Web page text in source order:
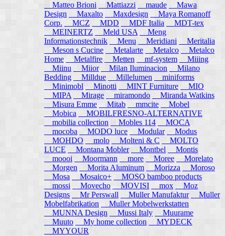
Matteo Brioni
Mattiazzi maude
Mawa
Design
Maxalto Maxdesign
Maya Romanoff
Corp.
MCZ MDD MDF Italia
MDT-tex
MEINERTZ
Meld USA
Meng
Informationstechnik
Menu Meridiani
Meritalia
Meson s Cucine
Metalarte Metalco
Metalco
Home Metalfire Metten mf-system
Miiing
Miinu
Miior Milan Iluminacion
Milano
Bedding
Milldue Millelumen
miniforms
Minimobl Minotti MINT Furniture
MIO
MIPA
Mirage miramondo
Miranda Watkins
Misura Emme
Mitab mmcite
Mobel
Mobica
MOBILFRESNO-ALTERNATIVE
mobilia collection
Mobles 114
MOCA
mocoba
MODO luce Modular
Modus
MOHDO
molo Molteni & C
MOLTO
LUCE
Montana Mobler Montbel
Montis
moooi
Moormann more Moree
Morelato
Morgen
Morita Aluminum Morizza
Moroso
Mosa
Mosaico+
MOSO bamboo products
mossi
Movecho MOVISI mox
Moz
Designs
Mr Perswall Muller Manufaktur
Muller
Mobelfabrikation
Muller Mobelwerkstatten
MUNNA Design
Mussi Italy
Muurame
Muuto My home collection
MYDECK
MYYOUR